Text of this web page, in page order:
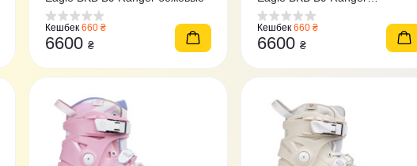
Кешбек 660 ₴
6600₴
нефритовые
Кешбек 660 ₴
6600 ₴